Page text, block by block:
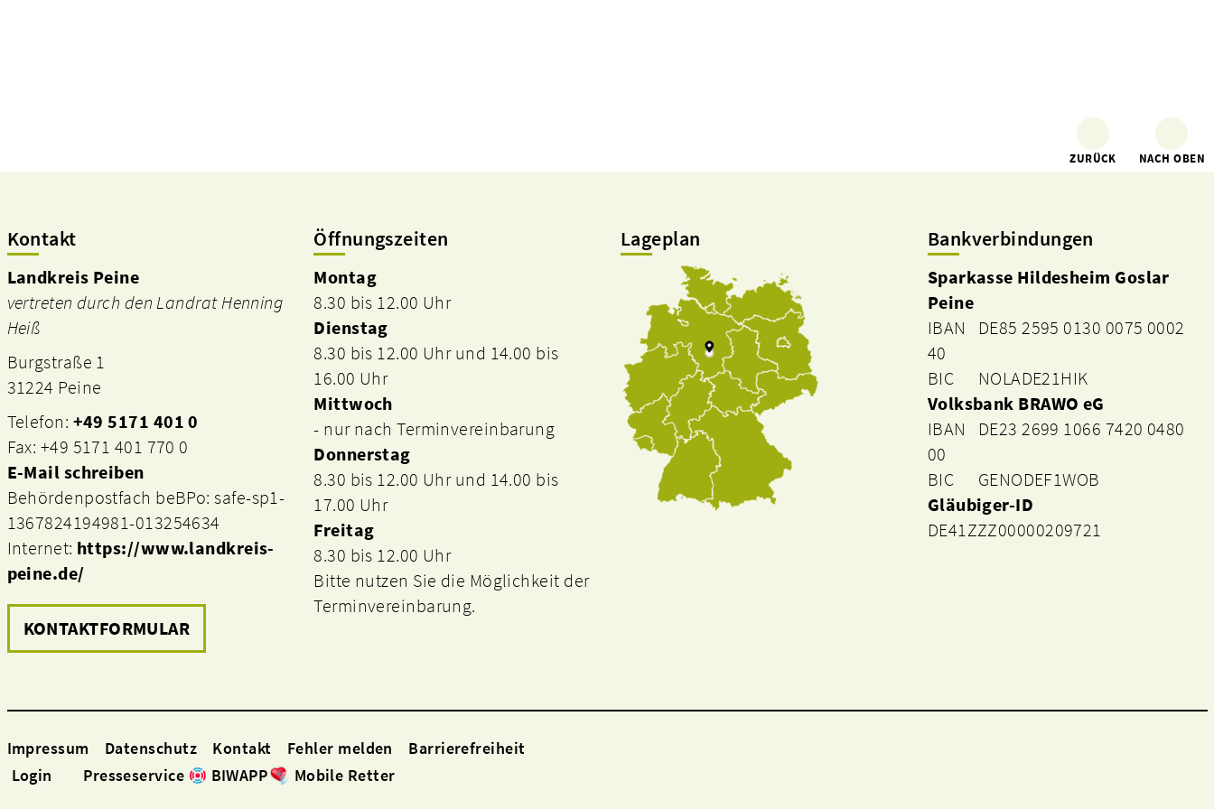
ZURÜCK NACH OBEN
Kontakt
Landkreis Peine
vertreten durch den Landrat Henning
Heiß
Burgstraße 1
31224 Peine
Telefon: +49 5171 401 0
Fax: +49 5171 401 770 0
E-Mail schreiben
Behördenpostfach beBPo: safe-sp1-
1367824194981-013254634
Internet: https://www.landkreis-
peine.de/
KONTAKTFORMULAR
Öffnungszeiten
Montag
8.30 bis 12.00 Uhr
Dienstag
8.30 bis 12.00 Uhr und 14.00 bis
16.00 Uhr
Mittwoch
- nur nach Terminvereinbarung
Donnerstag
8.30 bis 12.00 Uhr und 14.00 bis
17.00 Uhr
Freitag
8.30 bis 12.00 Uhr
Bitte nutzen Sie die Möglichkeit der
Terminvereinbarung.
Lageplan Bankverbindungen
Sparkasse Hildesheim Goslar
Peine
IBAN DE85 2595 0130 0075 0002
40
BIC NOLADE21HIK
Volksbank BRAWO eG
IBAN DE23 2699 1066 7420 0480
00
BIC GENODEF1WOB
Gläubiger-ID
DE41ZZZ00000209721
Impressum Datenschutz Kontakt Fehler melden
Barrierefreiheit
Login
Presseservice BIWAPP Mobile Retter